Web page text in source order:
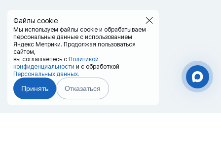
Файлы cookie
Мы используем файлы cookie и обрабатываем
персональные данные с использованием
Яндекс Метрики. Продолжая пользоваться
сайтом,
вы соглашаетесь с Политикой
конфиденциальности и с обработкой
Персональных данных.
Принять Отказаться